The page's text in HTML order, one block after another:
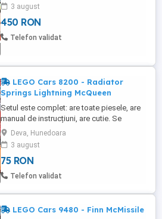
3 august
450 RON
Telefon validat
LEGO Cars 8200 - Radiator
Springs Lightning McQueen
Setul este complet: are toate piesele, are
manual de instrucțiuni, are cutie. Se
livrează prin curier, cu plata ramburs.
Deva, Hunedoara
3 august
75 RON
Telefon validat
LEGO Cars 9480 - Finn McMissile